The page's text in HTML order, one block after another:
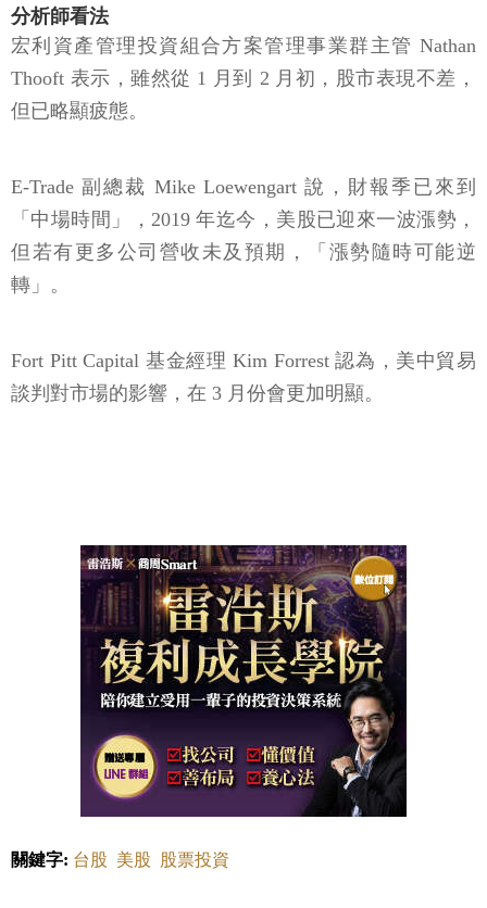
分析師看法
宏利資產管理投資組合方案管理事業群主管 Nathan
Thooft 表示，雖然從 1 月到 2 月初，股市表現不差，
但已略顯疲態。
E-Trade 副總裁 Mike Loewengart 說，財報季已來到
「中場時間」，2019 年迄今，美股已迎來一波漲勢，
但若有更多公司營收未及預期，「漲勢隨時可能逆
轉」。
Fort Pitt Capital 基金經理 Kim Forrest 認為，美中貿易
談判對市場的影響，在 3 月份會更加明顯。
關鍵字: 台股 美股 股票投資